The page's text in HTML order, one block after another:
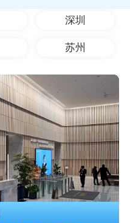
深圳
苏州